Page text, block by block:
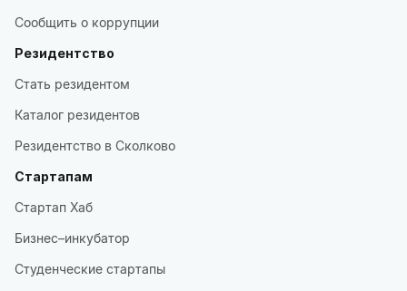
Сообщить о коррупции
Резидентство
Стать резидентом
Каталог резидентов
Резидентство в Сколково
Стартапам
Стартап Хаб
Бизнес–инкубатор
Студенческие стартапы